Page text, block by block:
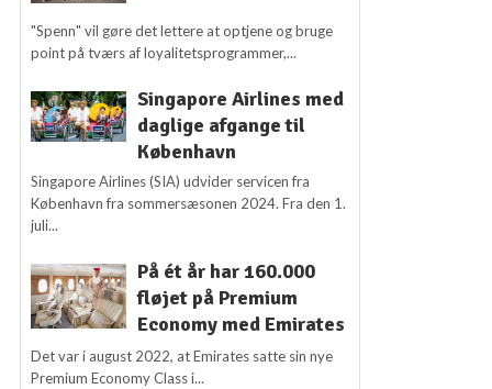
"Spenn" vil gøre det lettere at optjene og bruge
point på tværs af loyalitetsprogrammer,...
Singapore Airlines med
daglige afgange til
København
Singapore Airlines (SIA) udvider servicen fra
København fra sommersæsonen 2024. Fra den 1.
juli...
På ét år har 160.000
fløjet på Premium
Economy med Emirates
Det var i august 2022, at Emirates satte sin nye
Premium Economy Class i...